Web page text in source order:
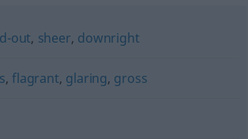
out, sheer, downright
,flagrant, glaring, gross